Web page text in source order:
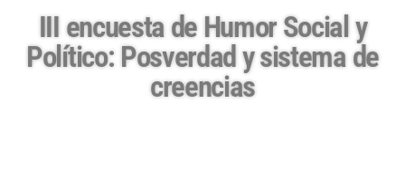
III encuesta de Humor Social y
Político: Posverdad y sistema de
creencias